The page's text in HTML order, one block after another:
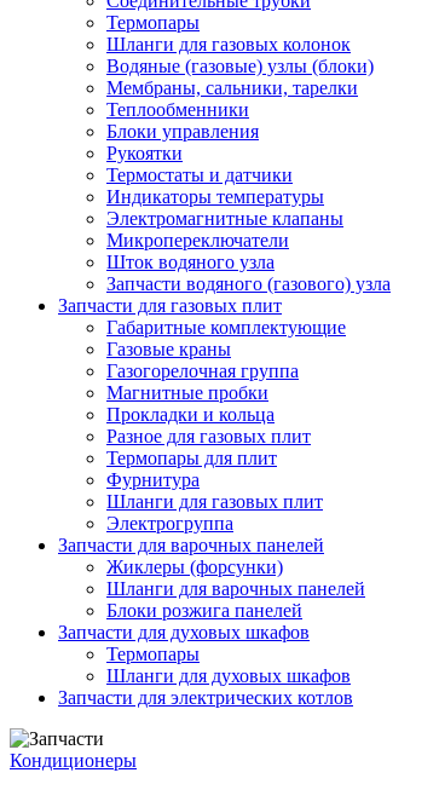
Термопары
Шланги для газовых колонок
Водяные (газовые) узлы (блоки)
Мембраны, сальники, тарелки
Теплообменники
Блоки управления
Рукоятки
Термостаты и датчики
Индикаторы температуры
Электромагнитные клапаны
Микропереключатели
Шток водяного узла
Запчасти водяного (газового) узла
Запчасти для газовых плит
Габаритные комплектующие
Газовые краны
Газогорелочная группа
Магнитные пробки
Прокладки и кольца
Разное для газовых плит
Термопары для плит
Фурнитура
Шланги для газовых плит
Электрогруппа
Запчасти для варочных панелей
Жиклеры (форсунки)
Шланги для варочных панелей
Блоки розжига панелей
Запчасти для духовых шкафов
Термопары
Шланги для духовых шкафов
Запчасти для электрических котлов
Кондиционеры